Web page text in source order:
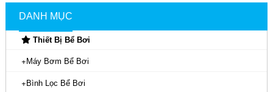
DANH MỤC
Thiết Bị Bể Bơi
Máy Bơm Bể Bơi
Bình Lọc Bể Bơi